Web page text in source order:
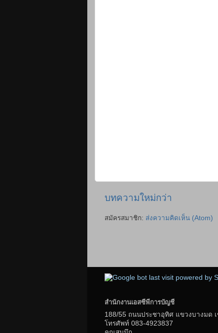
บทความใหม่กว่า
สมัครสมาชิก: ส่งความคิดเห็น (Atom)
สำนักงานเอสซีพีการบัญชี
188/55 ถนนประชาอุทิศ แขวงบางมด
โทรศัพท์ 083-4923837